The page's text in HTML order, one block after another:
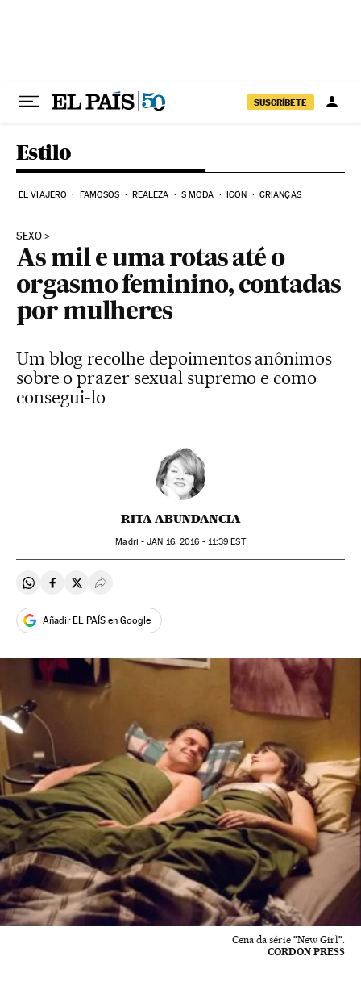
SUSCRÍBETE
Estilo
EL VIAJERO FAMOSOS REALEZA S MODA ICON CRIANÇAS
SEXO
As mil e uma rotas até o
orgasmo feminino, contadas
por mulheres
Um blog recolhe depoimentos anônimos
sobre o prazer sexual supremo e como
consegui-lo
RITA ABUNDANCIA
Madri -JAN 16, 2016 - 11:39 EST
Compartir en Whatsapp
Compartir en Facebook
Compartir en Twitter
Desplegar Redes Sociales
Añadir EL PAÍS en Google
Cena da série "New Girl".
CORDON PRESS